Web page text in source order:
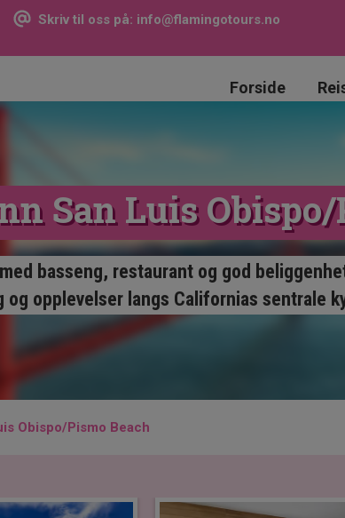
Skriv til oss på: info@flamingotours.no
Forside
San Luis
basseng, restaurant og god
og opplevelser langs Californias sentrale
Obispo/Pismo Beach